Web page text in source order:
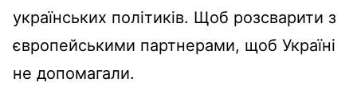
українських політиків. Щоб розсварити з
європейськими партнерами, щоб Україні
не допомагали.